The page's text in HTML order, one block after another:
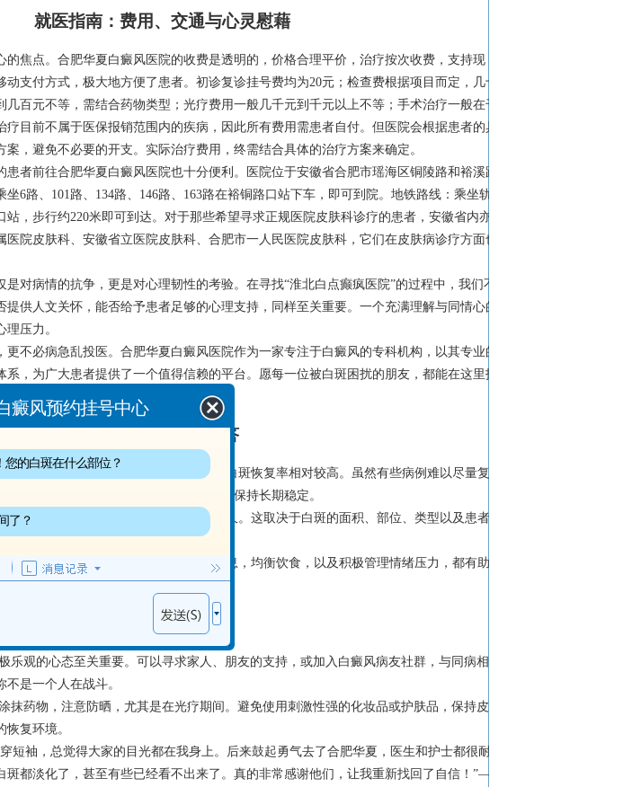
就医指南：费用、交通与心灵慰藉
的焦点。合肥华夏白癜风医院的收费是透明的，价格合理平价，治疗按次收费，支持现
支付方式，极大地方便了患者。初诊复诊挂号费均为20元；检查费根据项目而定，几十
百元不等，需结合药物类型；光疗费用一般几千元到千元以上不等；手术治疗一般在千
目前不属于医保报销范围内的疾病，因此所有费用需患者自付。但医院会根据患者的具
，避免不必要的开支。实际治疗费用，终需结合具体的治疗方案来确定。
者前往合肥华夏白癜风医院也十分便利。医院位于安徽省合肥市瑶海区铜陵路和裕溪路
6路、101路、134路、146路、163路在裕铜路口站下车，即可到院。地铁路线：乘坐轨道
站，步行约220米即可到达。对于那些希望寻求正规医院皮肤科诊疗的患者，安徽省内亦有
院皮肤科、安徽省立医院皮肤科、合肥市一人民医院皮肤科，它们在皮肤病诊疗方面也
对病情的抗争，更是对心理韧性的考验。在寻找“淮北白点癫疯医院”的过程中，我们不
供人文关怀，能否给予患者足够的心理支持，同样至关重要。一个充满理解与同情心的
压力。
不必病急乱投医。合肥华夏白癜风医院作为一家专注于白癜风的专科机构，以其专业的
，为广大患者提供了一个值得信赖的平台。愿每一位被白斑困扰的朋友，都能在这里找
白癜风常见问题解答
治疗的效果因人而异，早期、面积小的白斑恢复率相对较高。虽然有些病例难以尽量复
以取得不错改善，甚至达到临床治疗，保持长期稳定。
风治疗周期较长，通常需要数月甚至更久。这取决于白斑的面积、部位、类型以及患者的
和定期复查至关重要。
避免皮肤外伤，减少日晒，保持规律作息，均衡饮食，以及积极管理情绪压力，都有助于
给患者的温馨建议
乐观的心态至关重要。可以寻求家人、朋友的支持，或加入白癜风病友社群，与同病相怜
是一个人在战斗。
抹药物，注意防晒，尤其是在光疗期间。避免使用刺激性强的化妆品或护肤品，保持皮肤
复环境。
短袖，总觉得大家的目光都在我身上。后来鼓起勇气去了合肥华夏，医生和护士都很耐
斑都淡化了，甚至有些已经看不出来了。真的非常感谢他们，让我重新找回了自信！”——
癜风预约挂号中心
您的白斑在什么部位？
了？